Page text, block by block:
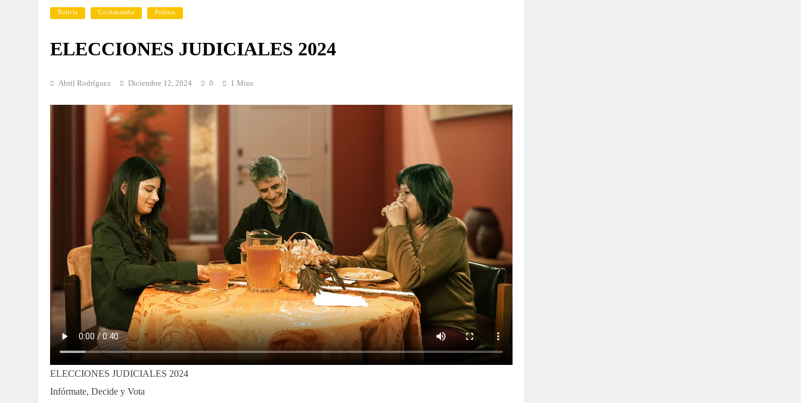
Bolivia Cochabamba Política
ELECCIONES JUDICIALES 2024
Abril Rodríguez Diciembre 12, 2024 0 1 Mins
ELECCIONES JUDICIALES 2024
Infórmate, Decide y Vota